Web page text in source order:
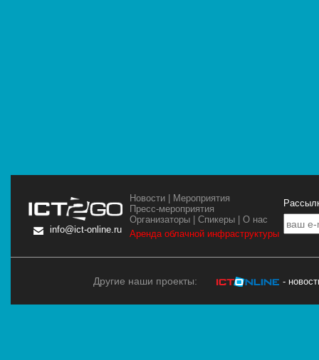
info@ict-online.ru
Новости
Мероприятия
Пресс-мероприятия
Организаторы |Спикеры |О нас
Аренда облачной инфраструктуры
Другие наши проекты: -